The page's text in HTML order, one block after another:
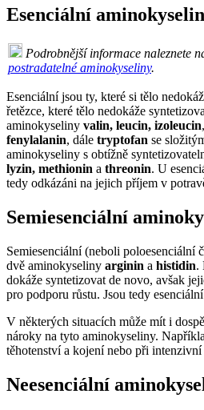
Esenciální
Podrobnější informace naleznete
postradatelné aminokyseliny.
Esenciální jsou ty, které si tělo
řetězce, které tělo nedokáže
aminokyseliny valin, leucin, izoleucin
fenylalanin, dále tryptofan se
aminokyseliny s obtížně
lyzin, methionin a threonin. U
tedy odkázáni na jejich příjem v
Semiesenciální
Semiesenciální (neboli poloesenciální
dvě aminokyseliny arginin a histidin.
dokáže syntetizovat de novo, avšak
pro podporu růstu. Jsou tedy
V některých situacích může mít i
nároky na tyto aminokyseliny.
těhotenství a kojení nebo při intenzivní
Neesenciální